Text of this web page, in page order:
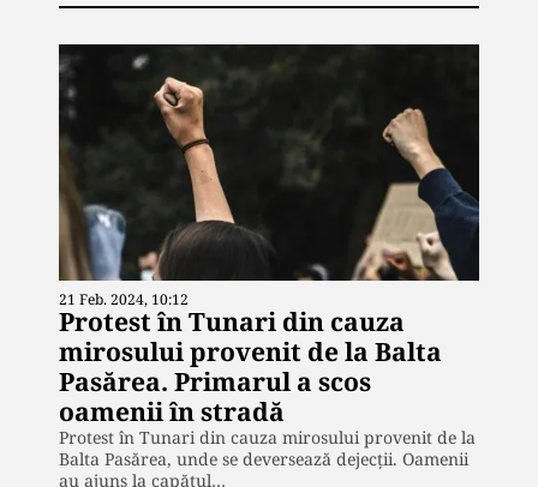
21 Feb. 2024, 10:12
Protest în Tunari din cauza
mirosului provenit de la Balta
Pasărea. Primarul a scos
oamenii în stradă
Protest în Tunari din cauza mirosului provenit de la
Balta Pasărea, unde se deversează dejecții. Oamenii
au ajuns la capătul…